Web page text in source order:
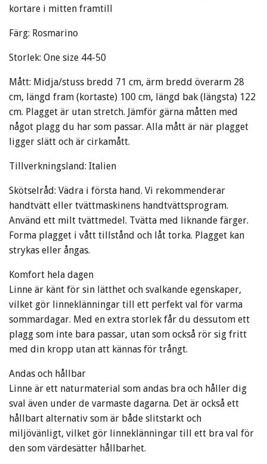
kortare i mitten framtill
Färg: Rosmarino
Storlek: One size 44-50
Mått: Midja/stuss bredd 71 cm, ärm bredd överarm 28
cm, längd fram (kortaste) 100 cm, längd bak (längsta) 122
cm. Plagget är utan stretch. Jämför gärna måtten med
något plagg du har som passar. Alla mått är när plagget
ligger slätt och är cirkamått.
Tillverkningsland: Italien
Skötselråd: Vädra i första hand. Vi rekommenderar
handtvätt eller tvättmaskinens handtvättsprogram.
Använd ett milt tvättmedel. Tvätta med liknande färger.
Forma plagget i vått tillstånd och låt torka. Plagget kan
strykas eller ångas.
Komfort hela dagen
Linne är känt för sin lätthet och svalkande egenskaper,
vilket gör linneklänningar till ett perfekt val för varma
sommardagar. Med en extra storlek får du dessutom ett
plagg som inte bara passar, utan som också rör sig fritt
med din kropp utan att kännas för trångt.
Andas och hållbar
Linne är ett naturmaterial som andas bra och håller dig
sval även under de varmaste dagarna. Det är också ett
hållbart alternativ som är både slitstarkt och
miljövänligt, vilket gör linneklänningar till ett bra val för
den som värdesätter hållbarhet.